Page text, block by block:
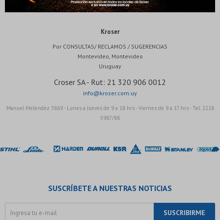
Kroser
Por CONSULTAS/ RECLAMOS / SUGERENCIAS
Montevideo, Montevideo
Uruguay
Croser SA - Rut: 21 320 906 0012
info@kroser.com.uy
Manuel Meléndez 3869 - Lunes a Jueves de 9 a 18 hrs - Viernes de 9 a 17 hrs - Tel: 2218
5987/88
SUSCRÍBETE A NUESTRAS NOTICIAS
SUSCRIBIRME
Continuar
* sujeto a aprobación crediticia. El monto disponible